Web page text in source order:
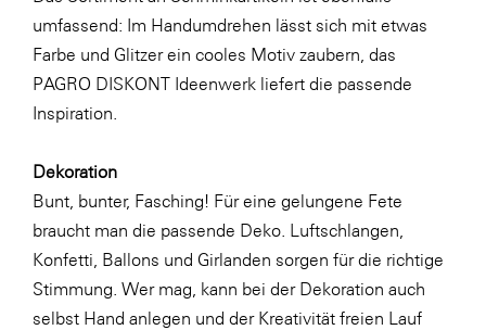
WKS Fachgruppe Finanzdienstleister
WK UBIT
Zühlke
Media
umfassend: Im Handumdrehen lässt sich mit etwas
Farbe und Glitzer ein cooles Motiv zaubern, das
PAGRO DISKONT Ideenwerk liefert die passende
Inspiration.
Dekoration
Bunt, bunter, Fasching! Für eine gelungene Fete
braucht man die passende Deko. Luftschlangen,
Konfetti, Ballons und Girlanden sorgen für die richtige
Stimmung. Wer mag, kann bei der Dekoration auch
selbst Hand anlegen und der Kreativität freien Lauf